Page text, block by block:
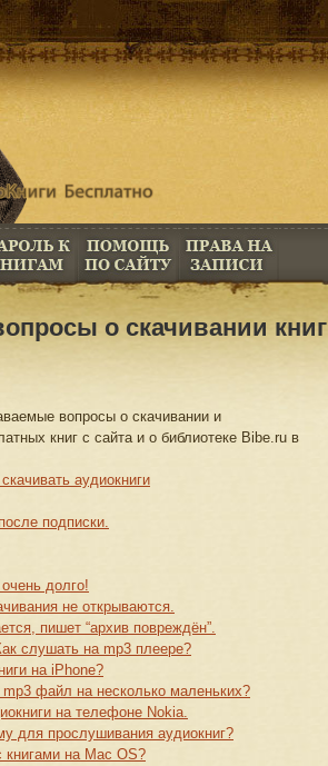
о скачивании книг
вопросы о скачивании и
книг с сайта и о библиотеке Bibe.ru в
аудиокниги
подписки.
долго!
не открываются.
пишет “архив повреждён”.
слушать на mp3 плеере?
на iPhone?
файл на несколько маленьких?
на телефоне Nokia.
для прослушивания аудиокниг?
книгами на Mac OS?